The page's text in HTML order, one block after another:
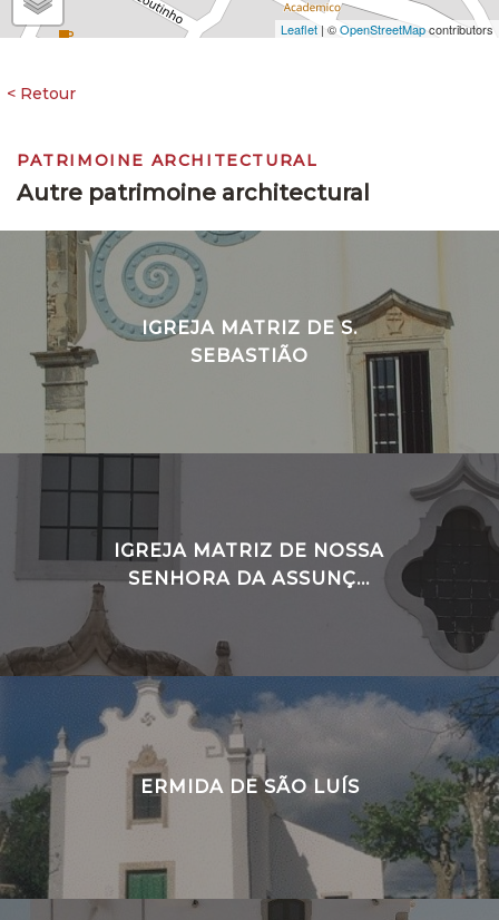
Leaflet | ©OpenStreetMapcontributors
PATRIMOINE ARCHITECTURAL
Autre patrimoine architectural
IGREJA MATRIZ DE S.
SEBASTIÃO
IGREJA MATRIZ DE NOSSA
SENHORA DA ASSUNÇ...
ERMIDA DE SÃO LUÍS